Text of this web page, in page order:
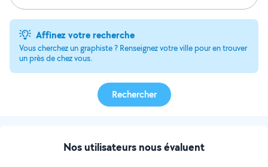
Affinez votre recherche
Vous cherchez un graphiste ? Renseignez votre ville pour en trouver
un près de chez vous.
Rechercher
Nos utilisateurs nous évaluent